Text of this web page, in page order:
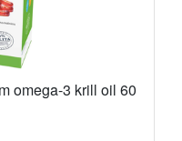
omega-3 krill oil 60